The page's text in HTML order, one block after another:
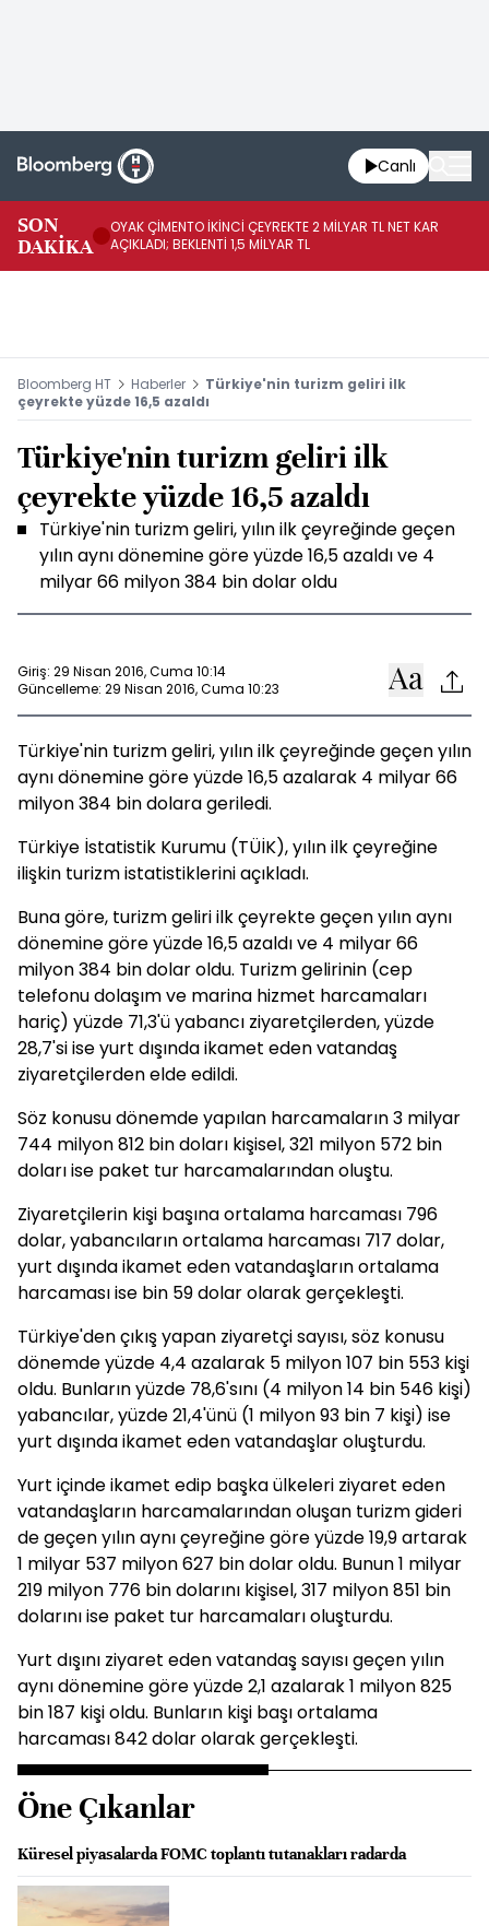
Canlı
SON
DAKİKA
OYAK ÇİMENTO İKİNCİ ÇEYREKTE 2 MİLYAR TL NET KAR
AÇIKLADI; BEKLENTİ 1,5 MİLYAR TL
Bloomberg HT Haberler
Türkiye'nin turizm geliri ilk
çeyrekte yüzde 16,5 azaldı
Türkiye'nin turizm geliri ilk
çeyrekte yüzde 16,5 azaldı
Türkiye'nin turizm geliri, yılın ilk çeyreğinde geçen
yılın aynı dönemine göre yüzde 16,5 azaldı ve 4
milyar 66 milyon 384 bin dolar oldu
Giriş: 29 Nisan 2016, Cuma 10:14
Güncelleme: 29 Nisan 2016, Cuma 10:23
Türkiye'nin turizm geliri, yılın ilk çeyreğinde geçen yılın
aynı dönemine göre yüzde 16,5 azalarak 4 milyar 66
milyon 384 bin dolara geriledi.
Türkiye İstatistik Kurumu (TÜİK), yılın ilk çeyreğine
ilişkin turizm istatistiklerini açıkladı.
Buna göre, turizm geliri ilk çeyrekte geçen yılın aynı
dönemine göre yüzde 16,5 azaldı ve 4 milyar 66
milyon 384 bin dolar oldu. Turizm gelirinin (cep
telefonu dolaşım ve marina hizmet harcamaları
hariç) yüzde 71,3'ü yabancı ziyaretçilerden, yüzde
28,7'si ise yurt dışında ikamet eden vatandaş
ziyaretçilerden elde edildi.
Söz konusu dönemde yapılan harcamaların 3 milyar
744 milyon 812 bin doları kişisel, 321 milyon 572 bin
doları ise paket tur harcamalarından oluştu.
Ziyaretçilerin kişi başına ortalama harcaması 796
dolar, yabancıların ortalama harcaması 717 dolar,
yurt dışında ikamet eden vatandaşların ortalama
harcaması ise bin 59 dolar olarak gerçekleşti.
Türkiye'den çıkış yapan ziyaretçi sayısı, söz konusu
dönemde yüzde 4,4 azalarak 5 milyon 107 bin 553 kişi
oldu. Bunların yüzde 78,6'sını (4 milyon 14 bin 546 kişi)
yabancılar, yüzde 21,4'ünü (1 milyon 93 bin 7 kişi) ise
yurt dışında ikamet eden vatandaşlar oluşturdu.
Yurt içinde ikamet edip başka ülkeleri ziyaret eden
vatandaşların harcamalarından oluşan turizm gideri
de geçen yılın aynı çeyreğine göre yüzde 19,9 artarak
1 milyar 537 milyon 627 bin dolar oldu. Bunun 1 milyar
219 milyon 776 bin dolarını kişisel, 317 milyon 851 bin
dolarını ise paket tur harcamaları oluşturdu.
Yurt dışını ziyaret eden vatandaş sayısı geçen yılın
aynı dönemine göre yüzde 2,1 azalarak 1 milyon 825
bin 187 kişi oldu. Bunların kişi başı ortalama
harcaması 842 dolar olarak gerçekleşti.
Öne Çıkanlar
Küresel piyasalarda FOMC toplantı tutanakları radarda